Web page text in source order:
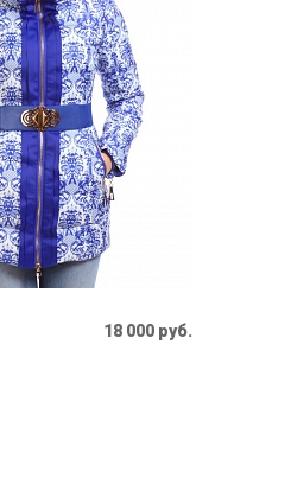
18 000 руб.